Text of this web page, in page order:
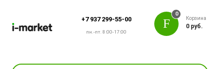
+7 937 299-55-00
пн.-пт. 8:00-17:00
0
Корзина
0 руб.